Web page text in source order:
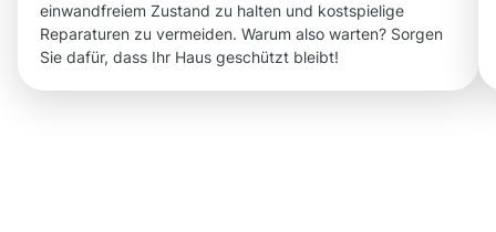
einwandfreiem Zustand zu halten und kostspielige
Reparaturen zu vermeiden. Warum also warten? Sorgen
Sie dafür, dass Ihr Haus geschützt bleibt!